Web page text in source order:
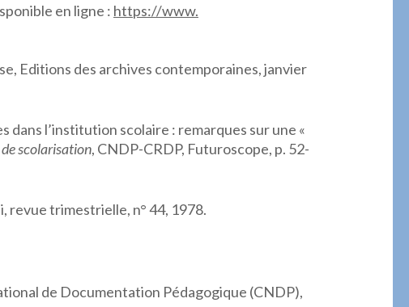
en ligne : https://www.
Editions des archives contemporaines, janvier
dans l’institution scolaire : remarques sur une «
scolarisation, CNDP-CRDP, Futuroscope, p. 52-
revue trimestrielle, n° 44, 1978.
de Documentation Pédagogique (CNDP),